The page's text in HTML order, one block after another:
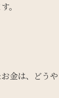
。
金は、どう